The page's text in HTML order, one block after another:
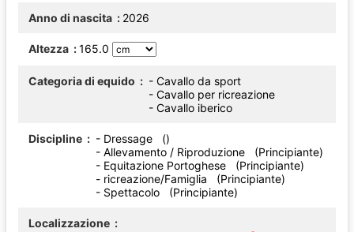
Anno di nascita 2026
Altezza 165.0
Categoria di equido
- Cavallo da sport
- Cavallo per ricreazione
- Cavallo iberico
Discipline
- Dressage ()
- Allevamento / Riproduzione (Principiante)
- Equitazione Portoghese (Principiante)
- ricreazione/Famiglia (Principiante)
- Spettacolo (Principiante)
Localizzazione